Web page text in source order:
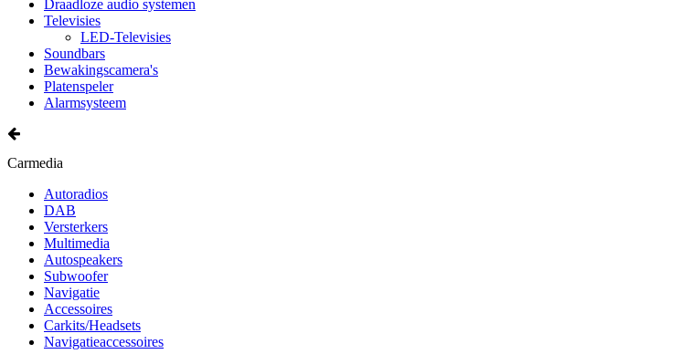
Draadloze audio systemen
Televisies
LED-Televisies
Soundbars
Bewakingscamera's
Platenspeler
Alarmsysteem
Carmedia
Autoradios
DAB
Versterkers
Multimedia
Autospeakers
Subwoofer
Navigatie
Accessoires
Carkits/Headsets
Navigatieaccessoires